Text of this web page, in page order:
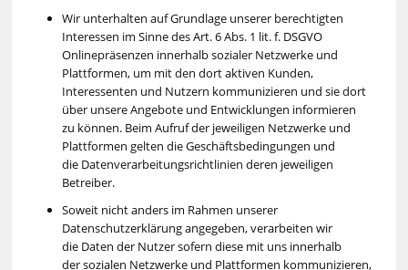
Wir unterhalten auf Grundlage unserer berechtigten
Interessen im Sinne des Art. 6 Abs. 1 lit. f. DSGVO
Onlinepräsenzen innerhalb sozialer Netzwerke und
Plattformen, um mit den dort aktiven Kunden,
Interessenten und Nutzern kommunizieren und sie dort
über unsere Angebote und Entwicklungen informieren
zu können. Beim Aufruf der jeweiligen Netzwerke und
Plattformen gelten die Geschäftsbedingungen und
die Datenverarbeitungsrichtlinien deren jeweiligen
Betreiber.
Soweit nicht anders im Rahmen unserer
Datenschutzerklärung angegeben, verarbeiten wir
die Daten der Nutzer sofern diese mit uns innerhalb
der sozialen Netzwerke und Plattformen kommunizieren,